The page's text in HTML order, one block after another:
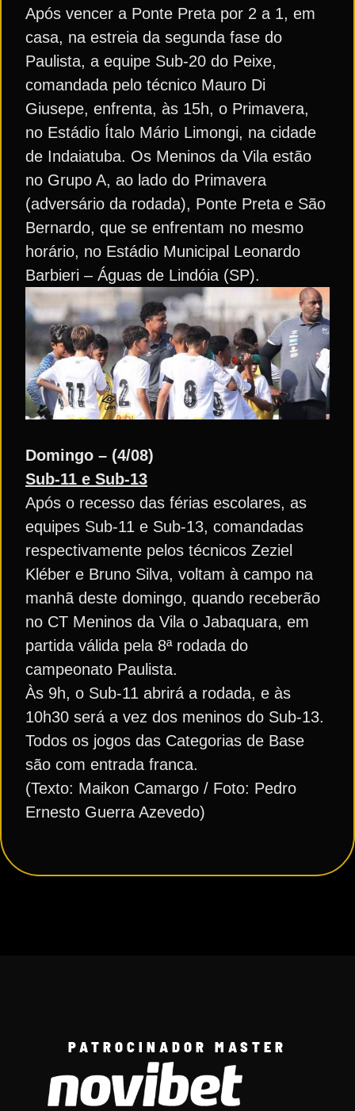
Após vencer a Ponte Preta por 2 a 1, em
casa, na estreia da segunda fase do
Paulista, a equipe Sub-20 do Peixe,
comandada pelo técnico Mauro Di
Giusepe, enfrenta, às 15h, o Primavera,
no Estádio Ítalo Mário Limongi, na cidade
de Indaiatuba. Os Meninos da Vila estão
no Grupo A, ao lado do Primavera
(adversário da rodada), Ponte Preta e São
Bernardo, que se enfrentam no mesmo
horário, no Estádio Municipal Leonardo
Barbieri – Águas de Lindóia (SP).
Domingo – (4/08)
Sub-11 e Sub-13
Após o recesso das férias escolares, as
equipes Sub-11 e Sub-13, comandadas
respectivamente pelos técnicos Zeziel
Kléber e Bruno Silva, voltam à campo na
manhã deste domingo, quando receberão
no CT Meninos da Vila o Jabaquara, em
partida válida pela 8ª rodada do
campeonato Paulista.
Às 9h, o Sub-11 abrirá a rodada, e às
10h30 será a vez dos meninos do Sub-13.
Todos os jogos das Categorias de Base
são com entrada franca.
(Texto: Maikon Camargo / Foto: Pedro
Ernesto Guerra Azevedo)
PATROCINADOR MASTER